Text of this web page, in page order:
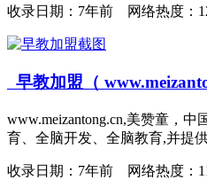
收录日期： 7年前 网络热度：
早教加盟（
www.meizantong.cn,美赞童，
育、全脑开发、全脑教育,并提
收录日期： 7年前 网络热度：